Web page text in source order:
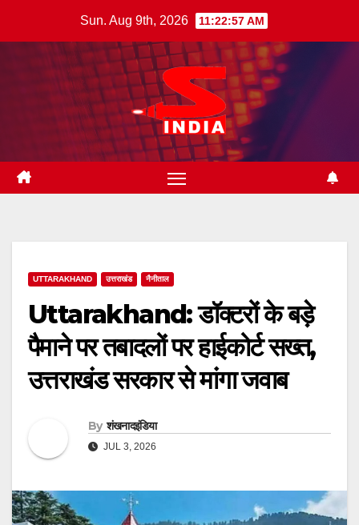
Sun. Aug 9th, 2026 11:22:58 AM
UTTARAKHAND उत्तराखंड नैनीताल
Uttarakhand: डॉक्टरों के बड़े
पैमाने पर तबादलों पर हाईकोर्ट सख्त,
उत्तराखंड सरकार से मांगा जवाब
By शंखनादइंडिया
JUL 3, 2026